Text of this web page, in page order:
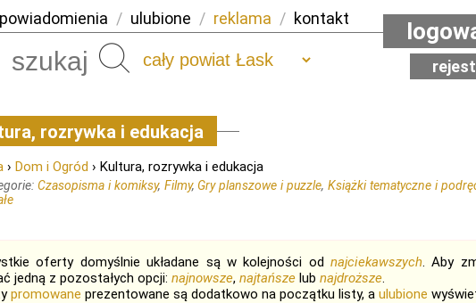
powiadomienia / ulubione / reklama / kontakt
Szukaj
rozrywka i edukacja
› Dom i Ogród › Kultura, rozrywka i edukacja
Czasopisma i komiksy, Filmy,Gry planszowe i puzzle, Książki tematyczne i
oferty domyślnie układane są w kolejności odnajciekawszych. Aby
jedną z pozostałych opcji: najnowsze, najtańsze lub najdroższe.
promowane prezentowane są dodatkowo na początku listy, a ulubione